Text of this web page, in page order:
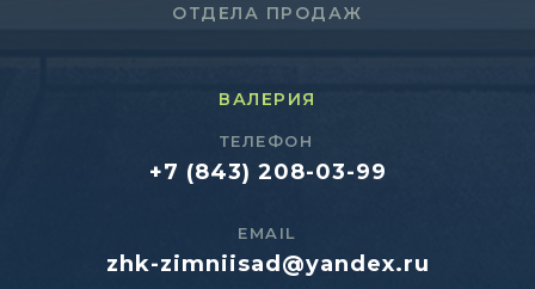
+7 (843) 208-03-99
zhk-zimniisad@yandex.ru
ОТДЕЛА ПРОДАЖ
ВАЛЕРИЯ
ТЕЛЕФОН
EMAIL